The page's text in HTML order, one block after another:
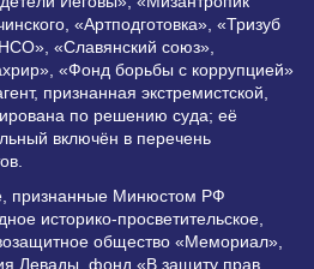
«Артподготовка», «Тризуб
«Славянский союз»,
«Фонд борьбы с коррупцией»
признанная экстремистской,
по решению суда; её
включён в перечень
признанные Минюстом РФ
историко-просветительское,
общество «Мемориал»,
Левады, фонд «В защиту прав